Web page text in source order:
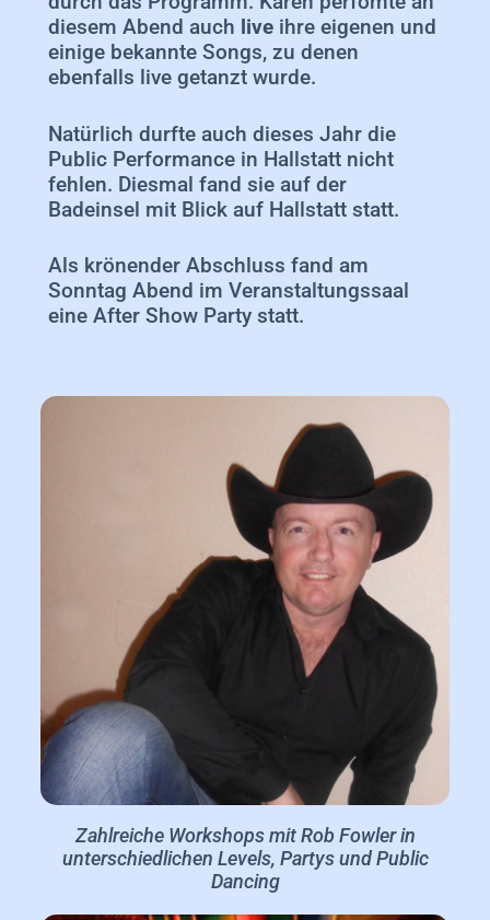
diesem Abend auch live ihre eigenen und
einige bekannte Songs, zu denen
ebenfalls live getanzt wurde.
Natürlich durfte auch dieses Jahr die
Public Performance in Hallstatt nicht
fehlen. Diesmal fand sie auf der
Badeinsel mit Blick auf Hallstatt statt.
Als krönender Abschluss fand am
Sonntag Abend im Veranstaltungssaal
eine After Show Party statt.
Zahlreiche Workshops mit Rob Fowler in
unterschiedlichen Levels, Partys und Public
Dancing